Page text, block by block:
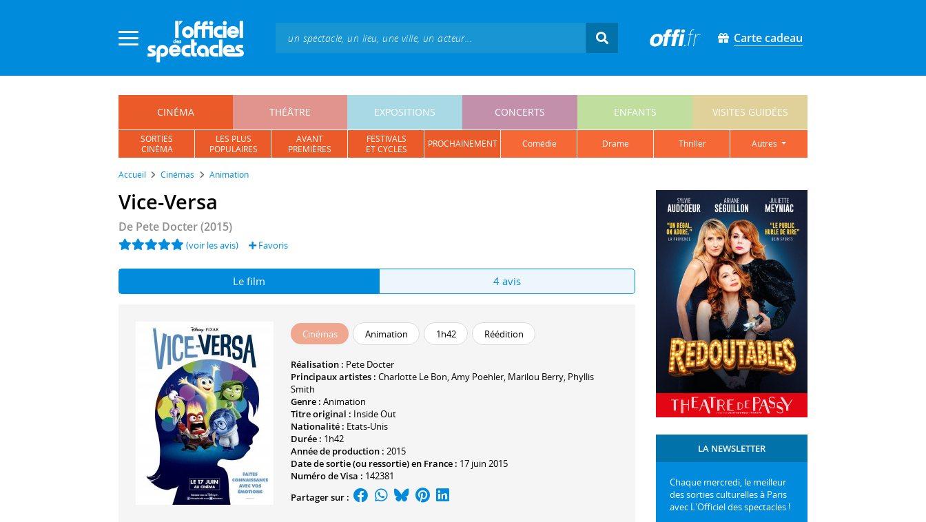
Carte cadeau
CINÉMA THÉÂTRE EXPOSITIONS CONCERTS ENFANTS VISITES GUIDÉES
SORTIES
CINÉMA
LES PLUS
POPULAIRES
AVANT
PREMIÈRES
FESTIVALS
ET CYCLES
PROCHAINEMENT comédie drame thriller autres
Accueil Cinémas Animation
Vice-Versa
De Pete Docter(2015)
(voir les avis) Favoris
Le film 4 avis
Cinémas Animation 1h42 Réédition
Réalisation : Pete Docter
Principaux artistes : Charlotte Le Bon,Amy Poehler, Marilou Berry, Phyllis
Smith
Genre : Animation
Titre original : Inside Out
Nationalité : Etats-Unis
Durée : 1h42
Année de production : 2015
Date de sortie (ou ressortie) en France : 17 juin 2015
Numéro de Visa : 142381
Partager sur :
LA NEWSLETTER
Chaque mercredi, le meilleur
des sorties culturelles à Paris
avec L'Officiel des spectacles !